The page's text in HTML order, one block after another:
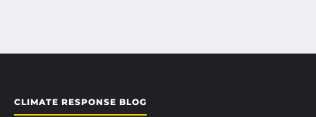
CLIMATE RESPONSE BLOG